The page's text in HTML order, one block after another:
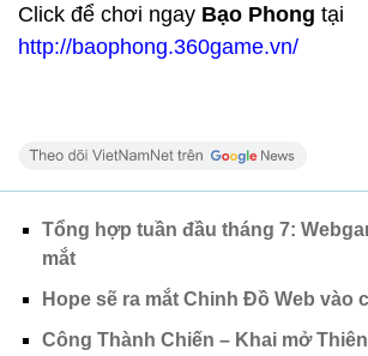
Click để chơi ngay Bạo Phong tại
http://baophong.360game.vn/
Tổng hợp tuần đầu tháng 7:
mắt
Hope sẽ ra mắt Chinh Đồ Web vào
Công Thành Chiến – Khai mở